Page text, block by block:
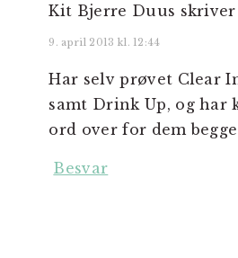
Kit Bjerre Duus skriver
9. april 2013 kl. 12:44
Har selv prøvet Clear
samt Drink Up, og har
ord over for dem begge
Besvar